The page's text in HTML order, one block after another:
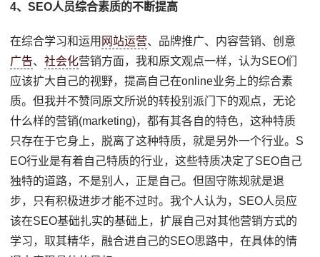
4、SEO人员综合素质的不断提高
在综合学习和运用 网站运营、品牌推广、内容营销、创意
广告、社会化营销方面，我和原文观点一样，认为SEO们
应该扩大自己的视野，提高自己在online业务上的综合素
质。但我并不赞同原文所说的转投别派门下的观点，无论
什么样的营销(marketing)，都有其各自的特色，这种特质
只存在于它身上，脱离了这种特质，就是另外一个行业。S
EO行业是有着自己特质的行业，这些特质决定了SEO自己
独特的道路，不是别人，正是自己。但固守陈规就是退
步，只有积极进步才能不过时。我个人认为，SEO人员应
该在SEO基础扎实的基础上，扩展自己对其他营销方式的
学习，取其精华，融合进自己的SEO思路中，在具体的情